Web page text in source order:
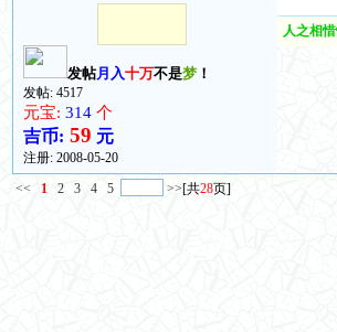
发帖月入十万不是梦 ！
发帖: 4517
元宝: 314个
吉币: 59 元
注册:2008-05-20
人之相
<< 1 2 3 4 5 >>[共28页]